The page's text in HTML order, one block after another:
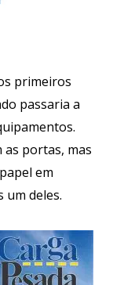
primeiros
passaria a
as portas, mas
em
um deles.